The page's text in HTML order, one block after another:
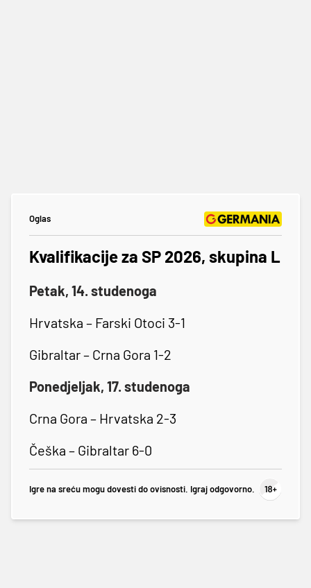
Oglas
Kvalifikacije za SP 2026, skupina L
Petak, 14. studenoga
Hrvatska – Farski Otoci 3-1
Gibraltar – Crna Gora 1-2
Ponedjeljak, 17. studenoga
Crna Gora – Hrvatska 2-3
Češka – Gibraltar 6-0
Igre na sreću mogu dovesti do ovisnosti. Igraj odgovorno.